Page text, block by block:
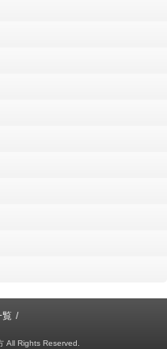
覧
All Rights Reserved.